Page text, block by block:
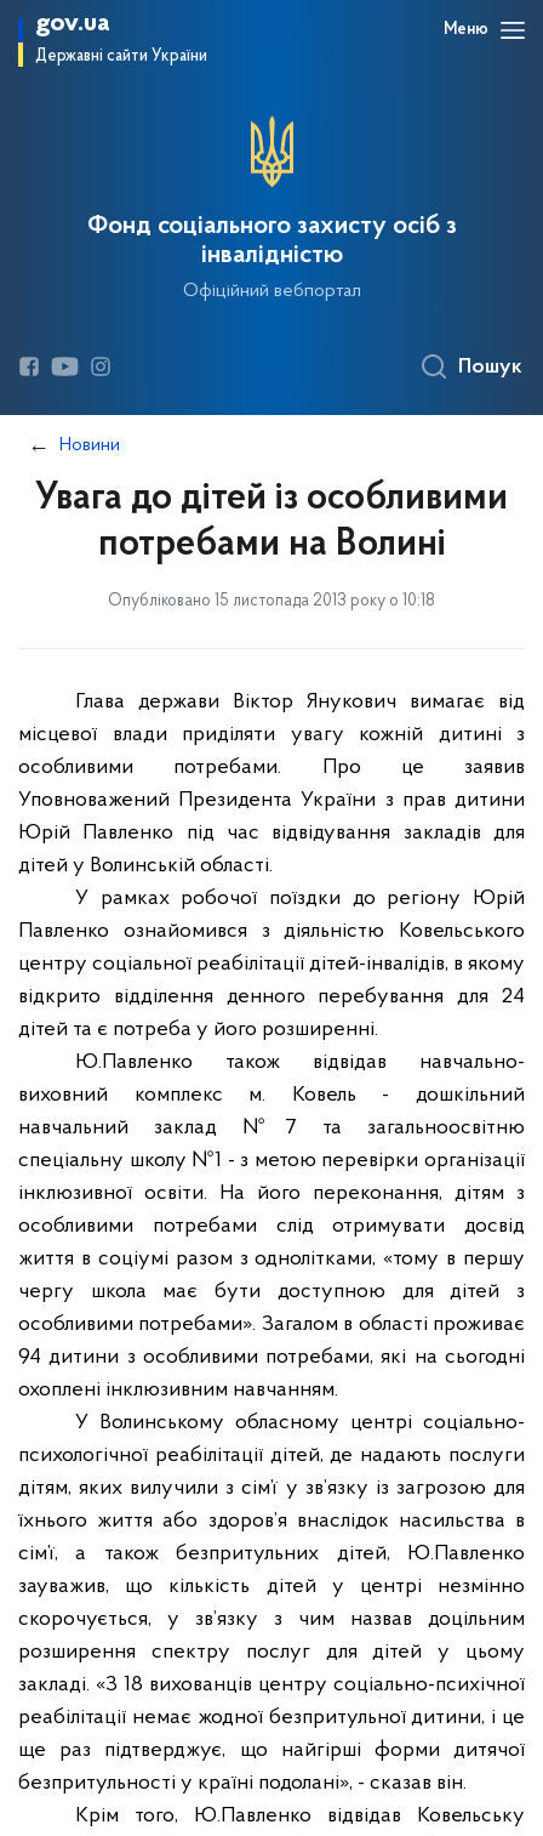
gov.ua
Державні сайти України
Меню
Фонд соціального захисту осіб з
інвалідністю
Офіційний вебпортал
Пошук
Новини
Увага до дітей із особливими
потребами на Волині
Опубліковано 15 листопада 2013 року о 10:18
Глава держави Віктор Янукович вимагає від
місцевої влади приділяти увагу кожній дитині з
особливими потребами. Про це заявив
Уповноважений Президента України з прав дитини
Юрій Павленко під час відвідування закладів для
дітей у Волинській області.
У рамках робочої поїздки до регіону Юрій
Павленко ознайомився з діяльністю Ковельського
центру соціальної реабілітації дітей-інвалідів, в якому
відкрито відділення денного перебування для 24
дітей та є потреба у його розширенні.
Ю.Павленко також відвідав навчально-
виховний комплекс м. Ковель - дошкільний
навчальний заклад №7 та загальноосвітню
спеціальну школу №1 - з метою перевірки організації
інклюзивної освіти. На його переконання, дітям з
особливими потребами слід отримувати досвід
життя в соціумі разом з однолітками, «тому в першу
чергу школа має бути доступною для дітей з
особливими потребами». Загалом в області проживає
94 дитини з особливими потребами, які на сьогодні
охоплені інклюзивним навчанням.
У Волинському обласному центрі соціально-
психологічної реабілітації дітей, де надають послуги
дітям, яких вилучили з сім’ї у зв’язку із загрозою для
їхнього життя або здоров’я внаслідок насильства в
сім’ї, а також безпритульних дітей, Ю.Павленко
зауважив, що кількість дітей у центрі незмінно
скорочується, у зв’язку з чим назвав доцільним
розширення спектру послуг для дітей у цьому
закладі. «З 18 вихованців центру соціально-психічної
реабілітації немає жодної безпритульної дитини, і це
ще раз підтверджує, що найгірші форми дитячої
безпритульності у країні подолані», - сказав він.
Крім того, Ю.Павленко відвідав Ковельську